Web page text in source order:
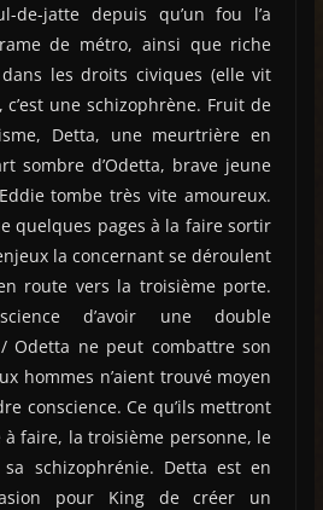
de-jatte depuis qu’un fou l’a
de métro, ainsi que riche
les droits civiques (elle vit
c’est une schizophrène. Fruit de
Detta, une meurtrière en
sombre d’Odetta, brave jeune
tombe très vite amoureux.
quelques pages à la faire sortir
la concernant se déroulent
route vers la troisième porte.
d’avoir une double
Odetta ne peut combattre son
hommes n’aient trouvé moyen
conscience. Ce qu’ils mettront
faire, la troisième personne, le
schizophrénie. Detta est en
pour King de créer un